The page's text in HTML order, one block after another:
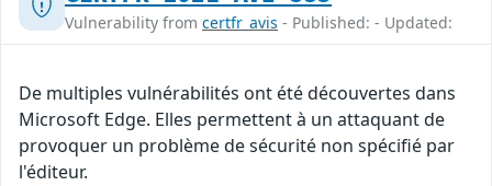
Vulnerability from certfr_avis - Published: - Updated:
De multiples vulnérabilités ont été découvertes dans
Microsoft Edge. Elles permettent à un attaquant de
provoquer un problème de sécurité non spécifié par
l'éditeur.